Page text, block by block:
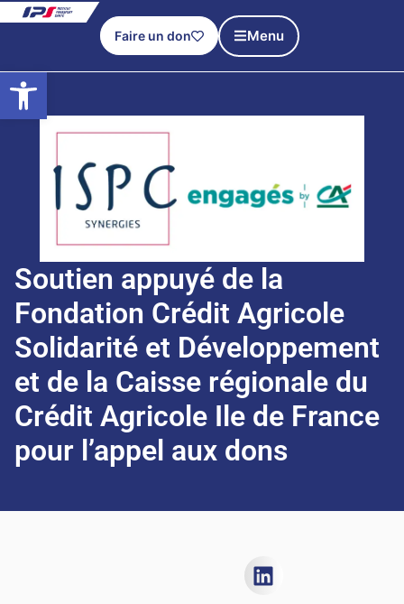
Ouvrir la barre d’outils
Faire un don Menu
Soutien appuyé de la
Fondation Crédit Agricole
Solidarité et Développement
et de la Caisse régionale du
Crédit Agricole Ile de France
pour l’appel aux dons